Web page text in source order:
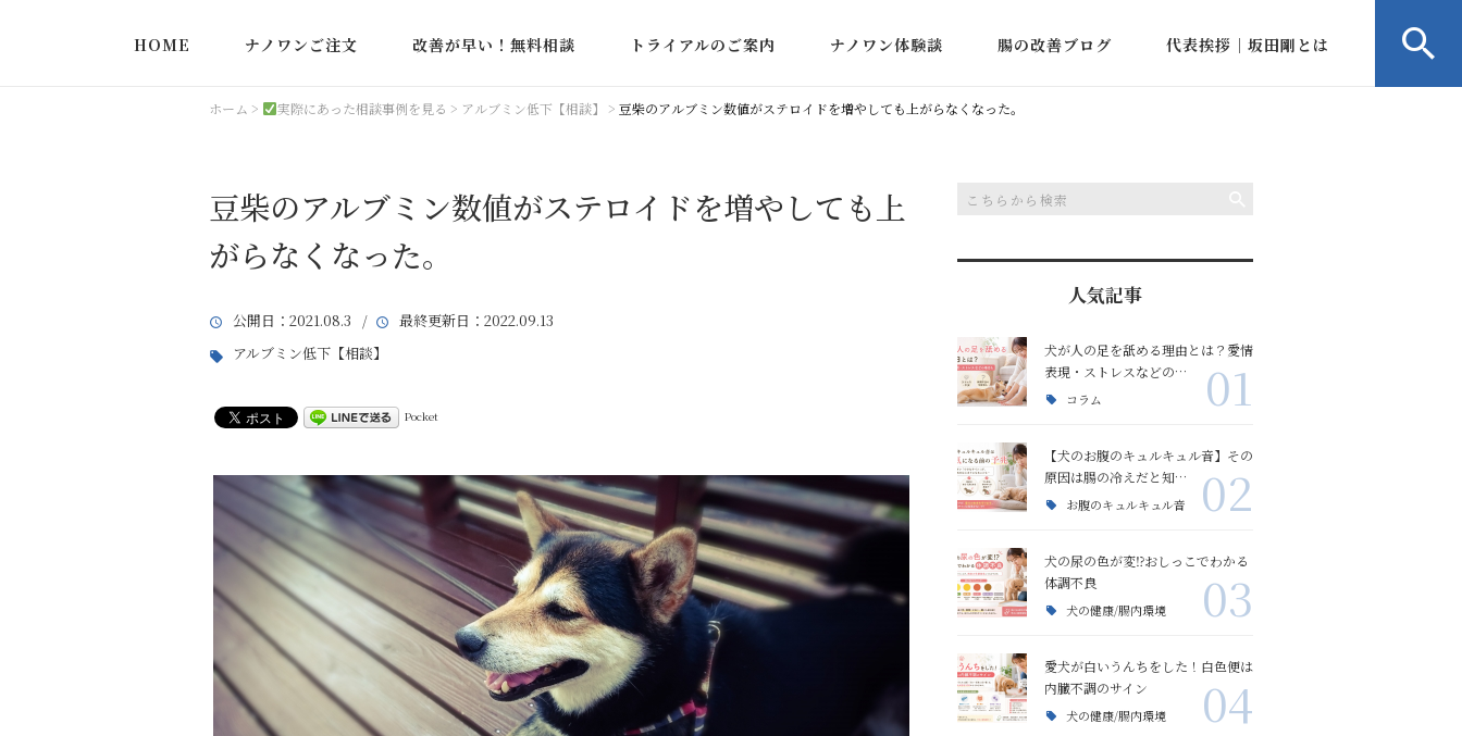
HOME ナノワンご注文 改善が早い！無料相談
実際にあった相談事例
トライアルのご案内 ナノワン体験談
蛋白漏出性腸症・アルブ
ミン低下
下痢・軟便・血便
IBD（炎症性腸疾患）
腸の改善ブログ
コラム
血便相談
目ヤニ相談
口臭・体臭相談
下痢血便嘔吐の改善
嘔吐の改善
腸の冷え/腸内環境 腸の冷え
食欲不振の改善
リンパ腫
薬の副作用
代表挨拶｜坂田剛とは
ホーム > 実際にあった相談事例を見る > アルブミン低下【相談】 > 豆柴のアルブミン数値がステロイドを増やしても上がらなくなった。
豆柴のアルブミン数値がステロイドを増やしても上
がらなくなった。
公開日 ：2021.08.3 / 最終更新日 ：2022.09.13
アルブミン低下【相談】
Pocket
人気記事
犬が人の足を舐める理由とは？愛情
表現・ストレスなどの…
コラム 01
【犬のお腹のキュルキュル音】その
原因は腸の冷えだと知…
お腹のキュルキュル音 02
犬の尿の色が変⁉おしっこでわかる
体調不良
犬の健康/腸内環境 03
愛犬が白いうんちをした！白色便は
内臓不調のサイン
犬の健康/腸内環境 04